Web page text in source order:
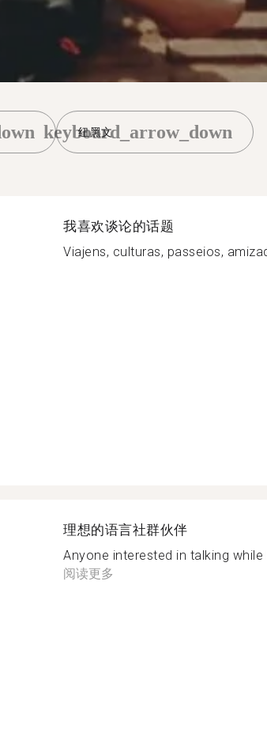
纽黑文
keyboard_arrow_down
我喜欢谈论的话题
Viajens, culturas, passeios,
理想的语言社群伙伴
Anyone interested in talking
阅读更多